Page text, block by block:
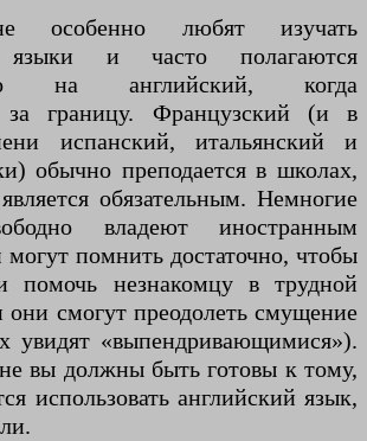
особенно любят изучать
языки и часто полагаются
на английский, когда
за границу. Французский (и в
испанский, итальянский и
обычно преподается в школах,
обязательным. Немногие
владеют иностранным
помнить достаточно, чтобы
помочь незнакомцу в трудной
они смогут преодолеть смущение
увидят «выпендривающимися»).
вы должны быть готовы к тому,
использовать английский язык,